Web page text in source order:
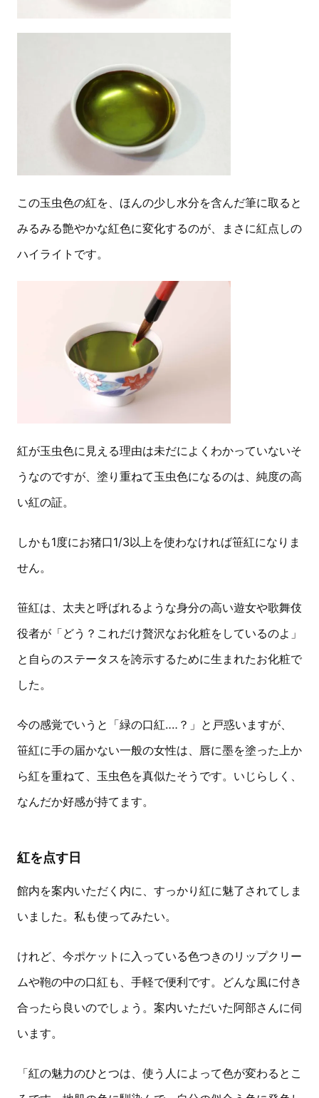
この玉虫色の紅を、ほんの少し水分を含んだ筆に取ると
みるみる艶やかな紅色に変化するのが、まさに紅点しの
ハイライトです。
紅が玉虫色に見える理由は未だによくわかっていないそ
うなのですが、塗り重ねて玉虫色になるのは、純度の高
い紅の証。
しかも1度にお猪口1/3以上を使わなければ笹紅になりま
せん。
笹紅は、太夫と呼ばれるような身分の高い遊女や歌舞伎
役者が「どう？これだけ贅沢なお化粧をしているのよ」
と自らのステータスを誇示するために生まれたお化粧で
した。
今の感覚でいうと「緑の口紅‥‥？」と戸惑いますが、
笹紅に手の届かない一般の女性は、唇に墨を塗った上か
ら紅を重ねて、玉虫色を真似たそうです。いじらしく、
なんだか好感が持てます。
紅を点す日
館内を案内いただく内に、すっかり紅に魅了されてしま
いました。私も使ってみたい。
けれど、今ポケットに入っている色つきのリップクリー
ムや鞄の中の口紅も、手軽で便利です。どんな風に付き
合ったら良いのでしょう。案内いただいた阿部さんに伺
います。
「紅の魅力のひとつは、使う人によって色が変わるとこ